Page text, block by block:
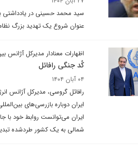
سید محمد حسینی در یادداشتی
عنوان شروع یک تهدید بزرگ
اظهارات معنادار مدیرکل آژانس
کُد جنگی رافائل
۰۴ آبان ۱۴۰۴
رافائل گروسی، مدیرکل آژانس
ایران می‌توانست روابط خود با
شمالی به یک کشور طردشده